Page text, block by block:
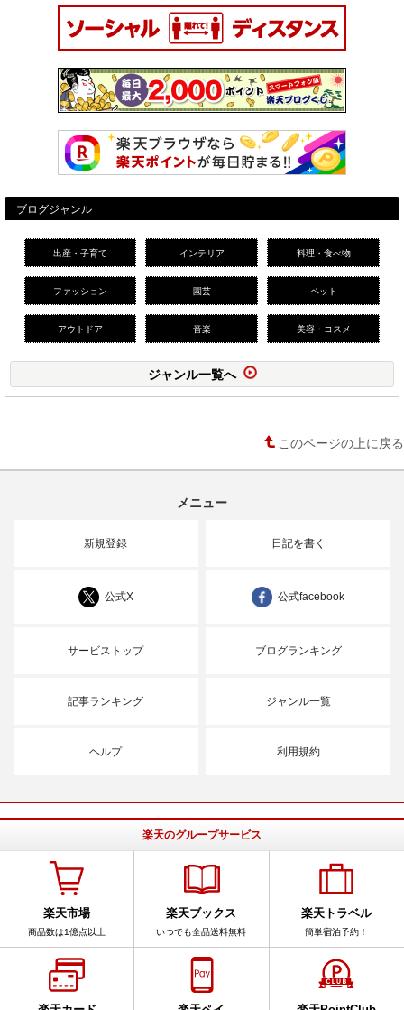
ブログジャンル
出産・子育て インテリア 料理・食べ物
ファッション 園芸 ペット
アウトドア 音楽 美容・コスメ
ジャンル一覧へ
このページの上に戻る
メニュー
新規登録 日記を書く
公式X 公式facebook
サービストップ ブログランキング
記事ランキング ジャンル一覧
ヘルプ 利用規約
楽天のグループサービス
楽天市場
商品数は1億点以上
楽天ブックス
いつでも全品送料無料
楽天トラベル
簡単宿泊予約！